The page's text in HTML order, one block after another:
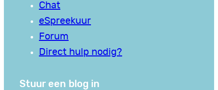
Chat
eSpreekuur
Forum
Direct hulp nodig?
Stuur een blog in